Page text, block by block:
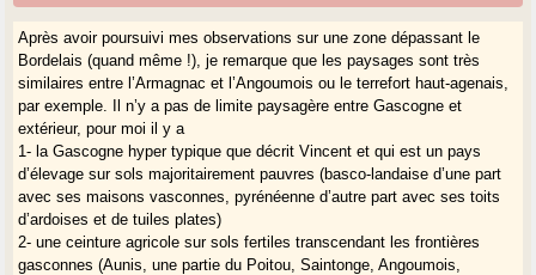
Après avoir poursuivi mes observations sur une zone dépassant le
Bordelais (quand même !), je remarque que les paysages sont très
similaires entre l’Armagnac et l’Angoumois ou le terrefort haut-agenais,
par exemple. Il n’y a pas de limite paysagère entre Gascogne et
extérieur, pour moi il y a
1- la Gascogne hyper typique que décrit Vincent et qui est un pays
d’élevage sur sols majoritairement pauvres (basco-landaise d’une part
avec ses maisons vasconnes, pyrénéenne d’autre part avec ses toits
d’ardoises et de tuiles plates)
2- une ceinture agricole sur sols fertiles transcendant les frontières
gasconnes (Aunis, une partie du Poitou, Saintonge, Angoumois,